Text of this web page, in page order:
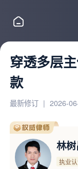
穿透多层
款
最新修订 | 2026-
林
执业